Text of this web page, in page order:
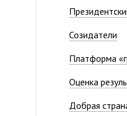
Созидатели
Платформа
Оценка
Добрая